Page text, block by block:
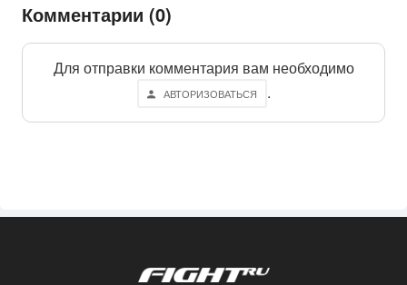
Комментарии (0)
Для отправки комментария вам необходимо
АВТОРИЗОВАТЬСЯ .